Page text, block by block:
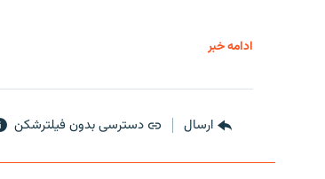
ادامه خبر
ارسال دسترسی بدون فیلترشکن